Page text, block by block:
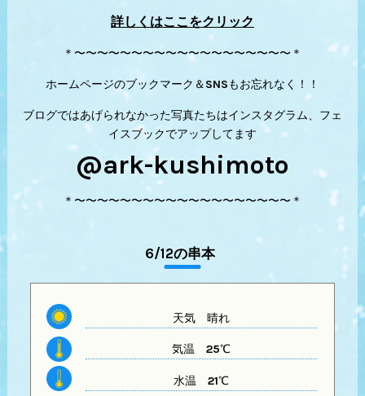
詳しくはここをクリック
＊〜〜〜〜〜〜〜〜〜〜〜〜〜〜〜〜〜〜〜＊
ホームページのブックマーク＆SNSもお忘れなく！！
ブログではあげられなかった写真たちはインスタグラム、フェ
イスブックでアップしてます
@ark-kushimoto
＊〜〜〜〜〜〜〜〜〜〜〜〜〜〜〜〜〜〜〜＊
6/12の串本
天気晴れ
気温 25℃
水温 21℃